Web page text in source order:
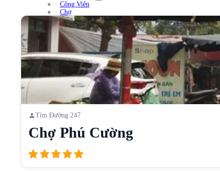
Công Viên
Chợ
Trạm xăng
Sân Vận Động
Nhà Hàng
Cầu
Liên Hệ
Tìm Đường 247
Chợ Phú Cường